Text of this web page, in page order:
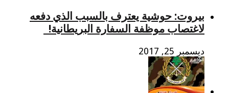
بيروت: حوشية يعترف بالسبب الذي دفعه
لاغتصاب موظفة السفارة البريطانية!
ديسمبر 25, 2017